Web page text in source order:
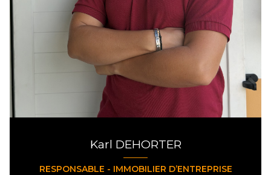
Karl DEHORTER
RESPONSABLE - IMMOBILIER D’ENTREPRISE